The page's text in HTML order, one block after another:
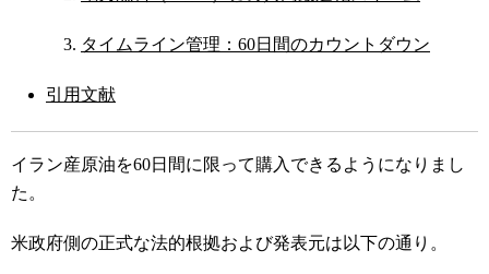
タイムライン管理：60日間のカウントダウン
引用文献
イラン産原油を60日間に限って購入できるようになりまし
た。
米政府側の正式な法的根拠および発表元は以下の通り。